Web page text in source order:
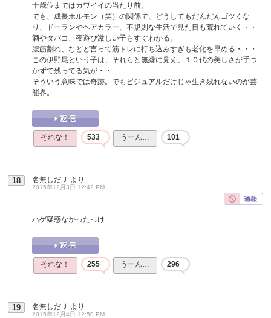
十歳位まではカワイイの当たり前。
でも、成長ホルモン（笑）の関係で、どうしてもだんだんゴツくな
り、ドーランやヘアカラー、不規則な生活で見た目も荒れていく・・
酒やタバコ、夜遊び激しい子もすぐわかる。
腹筋割れ、などど言って筋トレに打ち込みすぎも老化を早める・・・
この伊野尾という子は、それらと無縁に見え、１０代の美しさが手つ
かずで残ってる気が・・
そういう意味では奇跡。でもビジュアルだけじゃ生き残れないのが芸
能界。
それな！ 533 うーん… 101
18 名無しだＪ より
2015年12月3日 12:42 PM
ハゲ疑惑なかったっけ
それな！ 255 うーん… 296
19 名無しだＪ より
2015年12月4日 12:50 PM